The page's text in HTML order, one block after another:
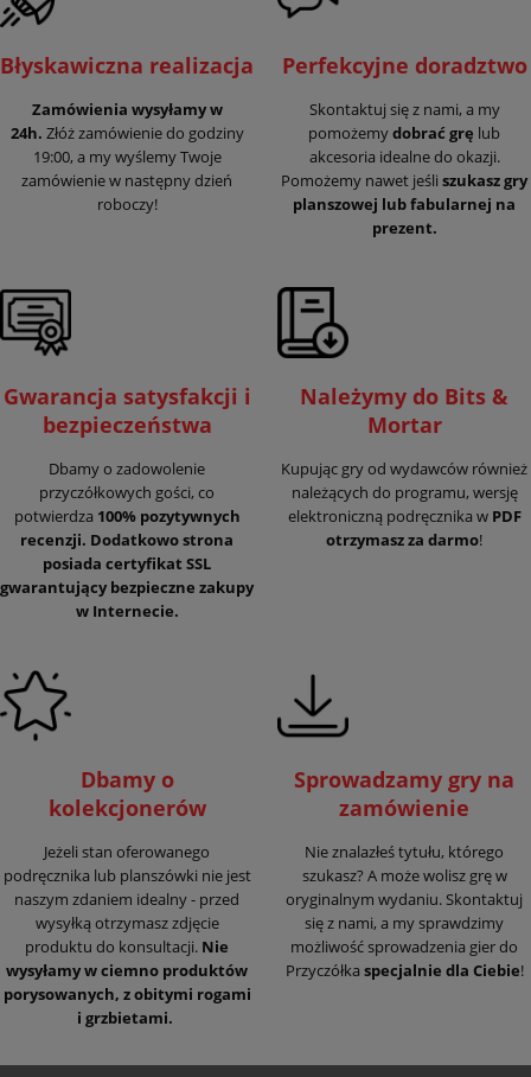
Błyskawiczna realizacja
Zamówienia wysyłamy w
24h. Złóż zamówienie do godziny
19:00, a my wyślemy Twoje
zamówienie w następny dzień
roboczy!
Perfekcyjne doradztwo
Skontaktuj się z nami, a my
pomożemydobrać grę lub
akcesoria idealne do okazji.
Pomożemy nawet jeśli szukasz gry
planszowej lub fabularnej na
prezent.
Gwarancja satysfakcji i
bezpieczeństwa
Dbamy o zadowolenie
przyczółkowych gości, co
potwierdza 100% pozytywnych
recenzji. Dodatkowo strona
posiada certyfikat SSL
gwarantujący bezpieczne zakupy
w Internecie.
Należymy do Bits &
Mortar
Kupując gry od wydawców również
należących do programu, wersję
elektroniczną podręcznika w PDF
otrzymasz za darmo!
Dbamy o
kolekcjonerów
Jeżeli stan oferowanego
podręcznika lub planszówki nie jest
naszym zdaniem idealny - przed
wysyłką otrzymasz zdjęcie
produktu do konsultacji. Nie
wysyłamy w ciemno produktów
porysowanych, z obitymi rogami
i grzbietami.
Sprowadzamy gry na
zamówienie
Nie znalazłeś tytułu, którego
szukasz? A może wolisz grę w
oryginalnym wydaniu. Skontaktuj
się z nami, a my sprawdzimy
możliwość sprowadzenia gier do
Przyczółka specjalnie dla Ciebie!